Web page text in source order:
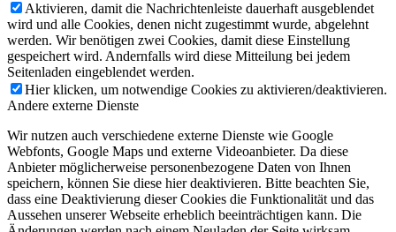
Aktivieren, damit die Nachrichtenleiste dauerhaft ausgeblendet
wird und alle Cookies, denen nicht zugestimmt wurde, abgelehnt
werden. Wir benötigen zwei Cookies, damit diese Einstellung
gespeichert wird. Andernfalls wird diese Mitteilung bei jedem
Seitenladen eingeblendet werden.
Hier klicken, um notwendige Cookies zu aktivieren/deaktivieren.
Andere externe Dienste
Wir nutzen auch verschiedene externe Dienste wie Google
Webfonts, Google Maps und externe Videoanbieter. Da diese
Anbieter möglicherweise personenbezogene Daten von Ihnen
speichern, können Sie diese hier deaktivieren. Bitte beachten Sie,
dass eine Deaktivierung dieser Cookies die Funktionalität und das
Aussehen unserer Webseite erheblich beeinträchtigen kann. Die